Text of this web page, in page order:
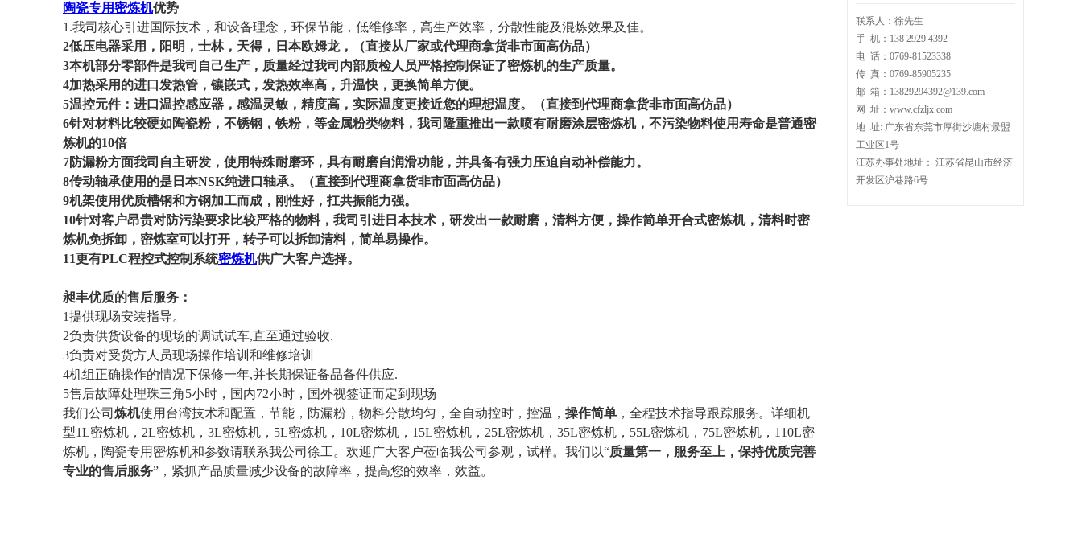
陶瓷专用密炼机优势
1.我司核心引进国际技术，和设备理念，环保节能，低维修率，高生产效率，分散性能及混炼效果及佳。
2低压电器采用，阳明，士林，天得，日本欧姆龙，（直接从厂家或代理商拿货非市面高仿品）
3本机部分零部件是我司自己生产，质量经过我司内部质检人员严格控制保证了密炼机的生产质量。
4加热采用的进口发热管，镶嵌式，发热效率高，升温快，更换简单方便。
5温控元件：进口温控感应器，感温灵敏，精度高，实际温度更接近您的理想温度。（直接到代理商拿货非市面高仿品）
6针对材料比较硬如陶瓷粉，不锈钢，铁粉，等金属粉类物料，我司隆重推出一款喷有耐磨涂层密炼机，不污染物料使用寿命是普通密
炼机的10倍
7防漏粉方面我司自主研发，使用特殊耐磨环，具有耐磨自润滑功能，并具备有强力压迫自动补偿能力。
8传动轴承使用的是日本NSK纯进口轴承。（直接到代理商拿货非市面高仿品）
9机架使用优质槽钢和方钢加工而成，刚性好，扛共振能力强。
10针对客户昂贵对防污染要求比较严格的物料，我司引进日本技术，研发出一款耐磨，清料方便，操作简单开合式密炼机，清料时密
炼机免拆卸，密炼室可以打开，转子可以拆卸清料，简单易操作。
11更有PLC程控式控制系统密炼机供广大客户选择。
昶丰优质的售后服务：
1提供现场安装指导。
2负责供货设备的现场的调试试车,直至通过验收.
3负责对受货方人员现场操作培训和维修培训
4机组正确操作的情况下保修一年,并长期保证备品备件供应.
5售后故障处理珠三角5小时，国内72小时，国外视签证而定到现场
我们公司 炼机使用台湾技术和配置，节能，防漏粉，物料分散均匀，全自动控时，控温， 操作简单 ，全程技术指导跟踪服务。详细机
型1L密炼机，2L密炼机，3L密炼机，5L密炼机，10L密炼机，15L密炼机，25L密炼机，35L密炼机，55L密炼机，75L密炼机，110L密
炼机，陶瓷专用密炼机和参数请联系我公司徐工。欢迎广大客户莅临我公司参观，试样。我们以“质量第一，服务至上，保持优质完善
专业的售后服务” ，紧抓产品质量减少设备的故障率，提高您的效率，效益。
联系人：徐先生
手 机：138 2929 4392
电 话：0769-81523338
传 真：0769-85905235
邮 箱：13829294392@139.com
网 址：www.cfzljx.com
地 址: 广东省东莞市厚街沙塘村景盟
工业区1号
江苏办事处地址： 江苏省昆山市经济
开发区沪巷路6号